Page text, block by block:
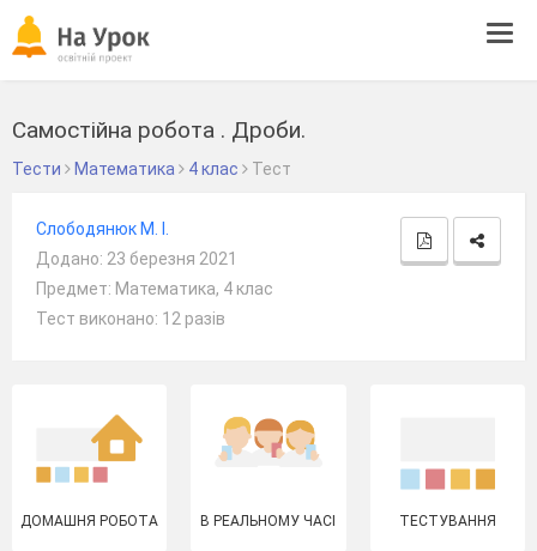
Самостійна робота . Дроби.
Тести Математика 4 клас Тест
Слободянюк М. І.
Додано: 23 березня 2021
Предмет: Математика, 4 клас
Тест виконано: 12 разів
ДОМАШНЯ РОБОТА В РЕАЛЬНОМУ ЧАСІ ТЕСТУВАННЯ